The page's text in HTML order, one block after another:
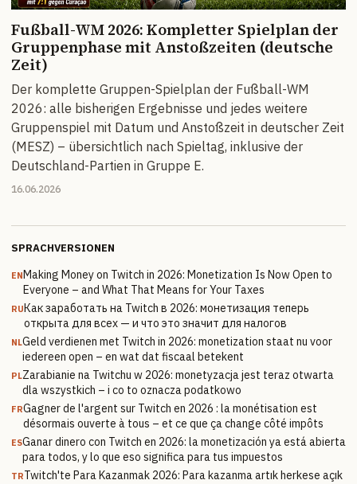
Fußball-WM 2026: Kompletter Spielplan der
Gruppenphase mit Anstoßzeiten (deutsche
Zeit)
Der komplette Gruppen-Spielplan der Fußball-WM
2026: alle bisherigen Ergebnisse und jedes weitere
Gruppenspiel mit Datum und Anstoßzeit in deutscher Zeit
(MESZ) – übersichtlich nach Spieltag, inklusive der
Deutschland-Partien in Gruppe E.
16.06.2026
SPRACHVERSIONEN
ENMaking Money on Twitch in 2026: Monetization Is Now Open to
Everyone – and What That Means for Your Taxes
RUКак заработать на Twitch в 2026: монетизация теперь
открыта для всех — и что это значит для налогов
NLGeld verdienen met Twitch in 2026: monetization staat nu voor
iedereen open – en wat dat fiscaal betekent
PLZarabianie na Twitchu w 2026: monetyzacja jest teraz otwarta
dla wszystkich – i co to oznacza podatkowo
FRGagner de l'argent sur Twitch en 2026 : la monétisation est
désormais ouverte à tous – et ce que ça change côté impôts
ESGanar dinero con Twitch en 2026: la monetización ya está abierta
para todos, y lo que eso significa para tus impuestos
TRTwitch'te Para Kazanmak 2026: Para kazanma artık herkese açık